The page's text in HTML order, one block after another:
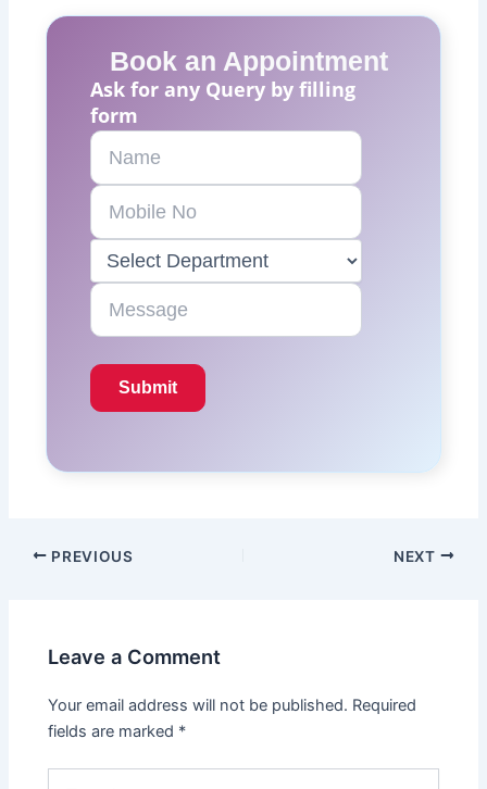
Book an Appointment
Ask for any Query by filling
form
PREVIOUS NEXT
Leave a Comment
Your email address will not be published. Required
fields are marked *